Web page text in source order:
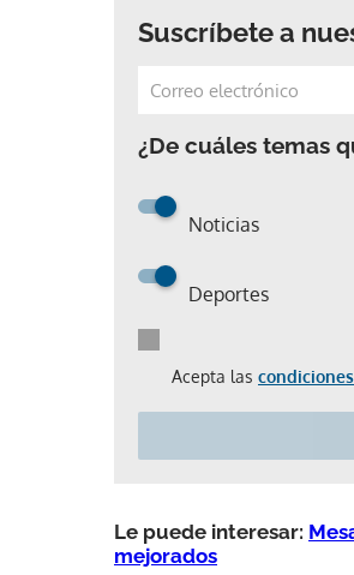
Suscríbete a
¿De cuáles temas
Noticias
Deportes
Acepta las
Le puede interesar:
mejorados